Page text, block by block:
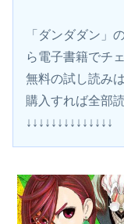
「ダンダダン」
ら電子書籍でチェ
無料の試し読み
購入すれば全部
↓↓↓↓↓↓↓↓↓↓↓↓↓↓